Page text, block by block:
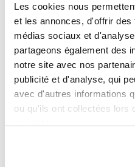
Les cookies nous
et les annonces, d'offrir
médias sociaux et
partageons également des
notre site avec nos
publicité et d'analyse, qui
avec d'autres informations
ou qu'ils ont collectées lors
4 mm
Longueur max distribution
80 m
Gamme tarifaire
Equipements d'atelier
Garantie